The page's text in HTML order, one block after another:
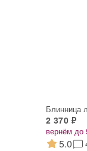
Блинница
2 370 ₽
вернём до
5.0